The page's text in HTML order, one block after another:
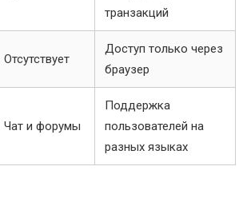
транзакций
Отсутствует
Доступ только через
браузер
Чат и форумы
Поддержка
пользователей на
разных языках